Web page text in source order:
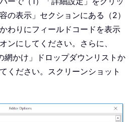
の表示」セクションにある（2）
わりにフィールドコードを表示
ンにしてください。さらに、
網かけ」ドロップダウンリストか
ください。スクリーンショット